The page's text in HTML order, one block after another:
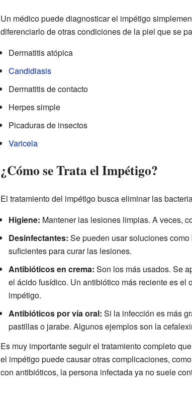
Un médico puede diagnosticar el impétigo
diferenciarlo de otras condiciones de la piel que se
Dermatitis atópica
Candidiasis
Dermatitis de contacto
Herpes simple
Picaduras de insectos
Varicela
¿Cómo se Trata el Impétigo?
El tratamiento del impétigo busca eliminar las
Higiene: Mantener las lesiones limpias. A veces,
Desinfectantes: Se pueden usar soluciones
suficientes para curar las lesiones.
Antibióticos en crema: Son los más usados. Se
el ácido fusídico. Un antibiótico más reciente es el
impétigo.
Antibióticos por vía oral: Si la infección es más
pastillas o jarabe. Algunos ejemplos son la
Es muy importante seguir el tratamiento completo
el impétigo puede causar otras complicaciones,
con antibióticos, la persona infectada ya no suele